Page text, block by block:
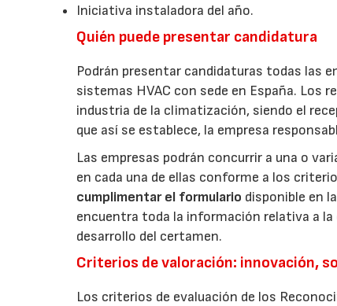
Iniciativa instaladora del año.
Quién puede presentar candidatura
Podrán presentar candidaturas todas las
sistemas HVAC con sede en España. Los
industria de la climatización, siendo el
que así se establece, la empresa
Las empresas podrán concurrir a una o
en cada una de ellas conforme a los
cumplimentar el formulario disponible en
encuentra toda la información relativa a
desarrollo del certamen.
Criterios de valoración: innovación,
Los criterios de evaluación de los